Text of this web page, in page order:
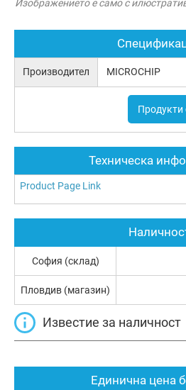
Изображението е само с
Производител MICROCHIP
Продукти
Техническа
Product Page Link
Единична цена
София (склад)
Пловдив (магазин)
Известие за наличност